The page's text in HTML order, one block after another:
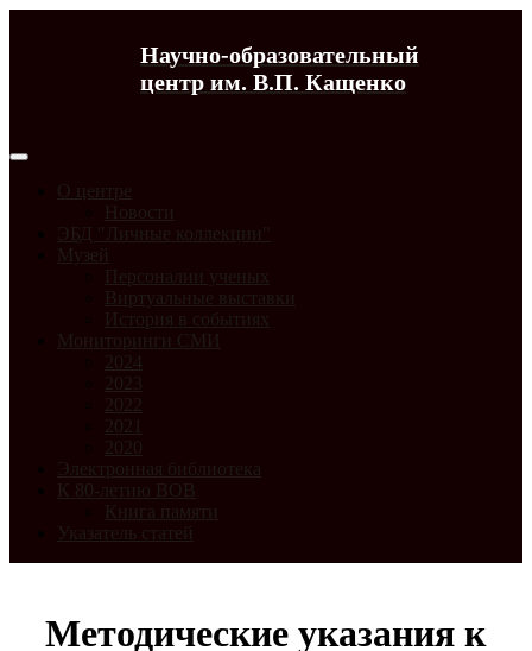
Научно-образовательный
центр им. В.П. Кащенко
О центре
Новости
ЭБД "Личные коллекции"
Музей
Персоналии ученых
Виртуальные выставки
История в событиях
Мониторинги СМИ
2024
2023
2022
2021
2020
Электронная библиотека
К 80-летию ВОВ
Книга памяти
Указатель статей
Методические указания к